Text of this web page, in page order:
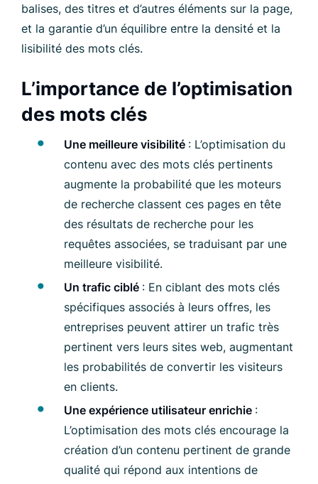
balises, des titres et d’autres éléments sur la page,
et la garantie d’un équilibre entre la densité et la
lisibilité des mots clés.
L’importance de l’optimisation
des mots clés
Une meilleure visibilité : L’optimisation du
contenu avec des mots clés pertinents
augmente la probabilité que les moteurs
de recherche classent ces pages en tête
des résultats de recherche pour les
requêtes associées, se traduisant par une
meilleure visibilité.
Un trafic ciblé : En ciblant des mots clés
spécifiques associés à leurs offres, les
entreprises peuvent attirer un trafic très
pertinent vers leurs sites web, augmentant
les probabilités de convertir les visiteurs
en clients.
Une expérience utilisateur enrichie :
L’optimisation des mots clés encourage la
création d’un contenu pertinent de grande
qualité qui répond aux intentions de